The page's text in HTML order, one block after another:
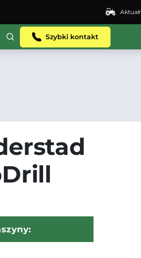
lswis6155/agro-
Aktualne
Szybki kontakt